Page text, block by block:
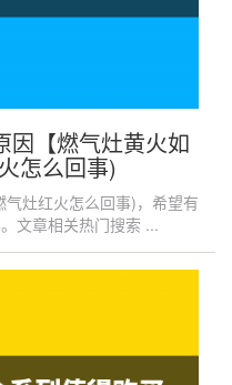
因【燃气灶黄火如
怎么回事)
灶红火怎么回事)，希望有
文章相关热门搜索 ...